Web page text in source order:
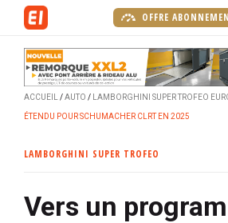
OFFRE
ACCUEIL AUTO LAMBORGHINI SUPER TROFEO
ÉTENDU POUR SCHUMACHER CLRT EN 2025
LAMBORGHINI SUPER TROFEO
Vers un